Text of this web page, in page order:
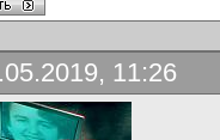
11:26